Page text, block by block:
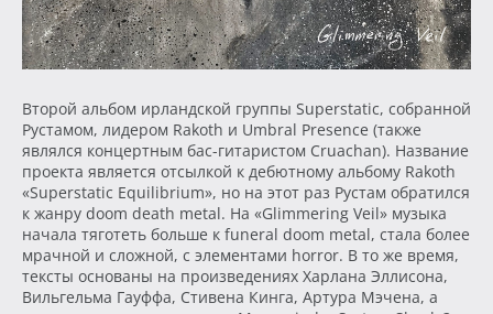
Второй альбом ирландской группы Superstatic, собранной
Рустамом, лидером Rakoth и Umbral Presence (также
являлся концертным бас-гитаристом Cruachan). Название
проекта является отсылкой к дебютному альбому Rakoth
«Superstatic Equilibrium», но на этот раз Рустам обратился
к жанру doom death metal. На «Glimmering Veil» музыка
начала тяготеть больше к funeral doom metal, стала более
мрачной и сложной, с элементами horror. В то же время,
тексты основаны на произведениях Харлана Эллисона,
Вильгельма Гауффа, Стивена Кинга, Артура Мэчена, а